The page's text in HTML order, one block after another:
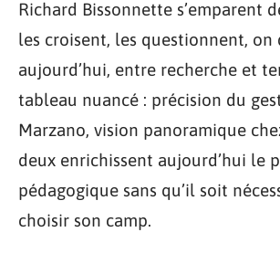
Richard Bissonnette s’emparent
les croisent, les questionnent, on
aujourd’hui, entre recherche et
tableau nuancé : précision du
Marzano, vision panoramique
deux enrichissent aujourd’hui le
pédagogique sans qu’il soit
choisir son camp.